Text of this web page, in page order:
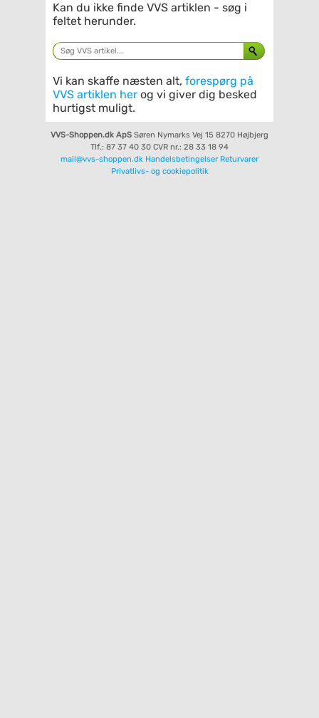
Kan du ikke finde VVS artiklen - søg i
feltet herunder.
Vi kan skaffe næsten alt, forespørg på
VVS artiklen her og vi giver dig besked
hurtigst muligt.
VVS-Shoppen.dk ApS Søren Nymarks Vej 15 8270 Højbjerg
Tlf.: 87 37 40 30 CVR nr.: 28 33 18 94
mail@vvs-shoppen.dk Handelsbetingelser Returvarer
Privatlivs- og cookiepolitik